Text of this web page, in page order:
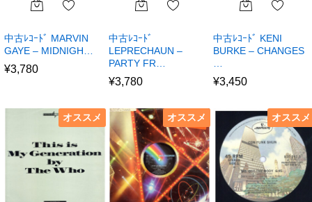
中古ﾚｺｰﾄﾞ MARVIN
GAYE – MIDNIGH…
¥3,780
中古ﾚｺｰﾄﾞ
LEPRECHAUN –
PARTY FR…
¥3,780
中古ﾚｺｰﾄﾞ KENI
BURKE – CHANGES
¥3,450
オススメ オススメ オススメ